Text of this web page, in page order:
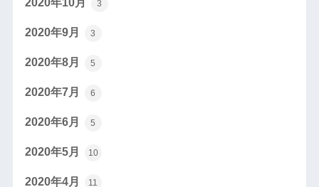
2020年10月 3
2020年9月 3
2020年8月 5
2020年7月 6
2020年6月 5
2020年5月 10
2020年4月 11